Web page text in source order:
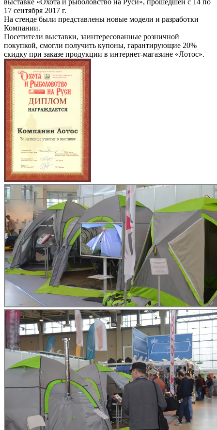
выставке «Охота и рыболовство на Руси», прошедшей с 14 по
17 сентября 2017 г.
На стенде были представлены новые модели и разработки
Компании.
Посетители выставки, заинтересованные розничной
покупкой, смогли получить купоны, гарантирующие 20%
скидку при заказе продукции в интернет-магазине «Лотос».